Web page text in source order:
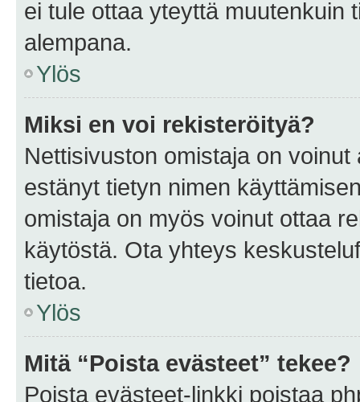
ei tule ottaa yteyttä muutenkuin
alempana.
Ylös
Miksi en voi rekisteröityä?
Nettisivuston omistaja on
estänyt tietyn nimen
omistaja on myös voinut ottaa
käytöstä. Ota yhteys
tietoa.
Ylös
Mitä “Poista evästeet” tekee?
Poista evästeet-linkki poistaa